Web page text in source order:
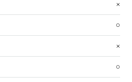
×
○
×
○